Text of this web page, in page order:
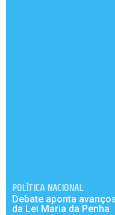
POLÍTICA NACIONAL
Debate aponta
da Lei Maria da Penha